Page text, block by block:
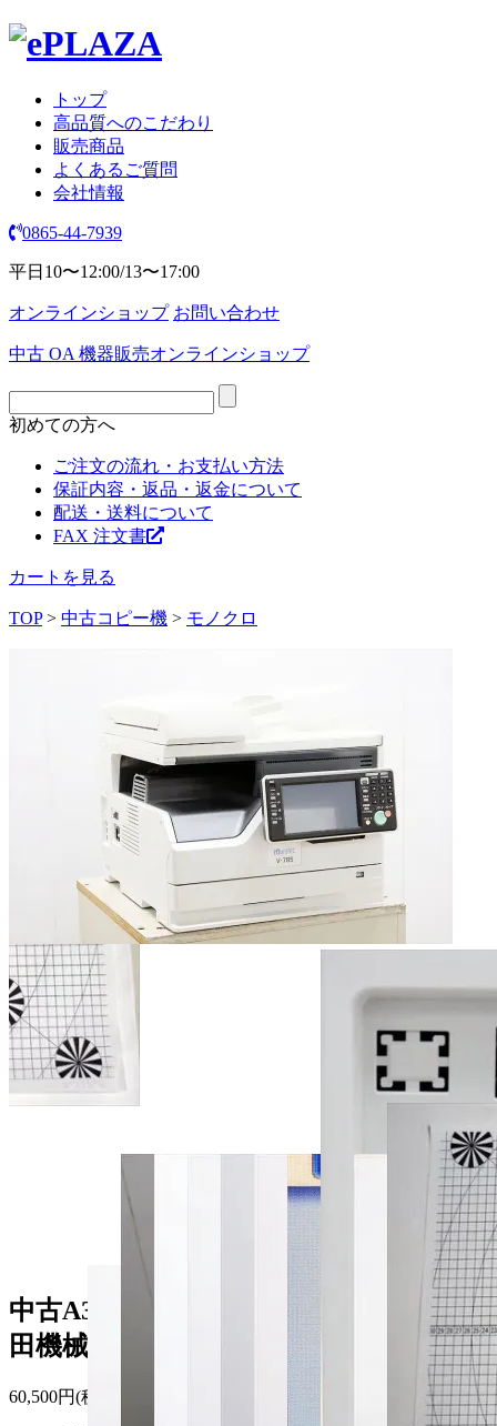
トップ
高品質へのこだわり
販売商品
よくあるご質問
会社情報
0865-44-7939
平日10〜12:00/13〜17:00
オンラインショップ お問い合わせ
中古 OA 機器販売オンラインショップ
初めての方へ
ご注文の流れ・お支払い方法
保証内容・返品・返金について
配送・送料について
FAX 注文書
カートを見る
TOP > 中古コピー機 > モノクロ
中古A3モノクロ複合機 ムラテック/村
田機械/Muratec V-785 4,150枚【中古】
60,500円(税込)